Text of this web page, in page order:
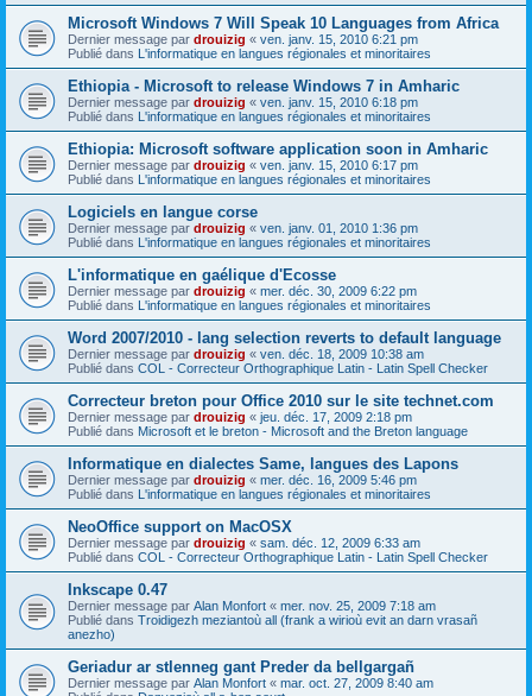
Microsoft Windows 7 Will Speak 10 Languages from Africa
Dernier message par drouizig « ven. janv. 15, 2010 6:21 pm
Publié dans L'informatique en langues régionales et minoritaires
Ethiopia - Microsoft to release Windows 7 in Amharic
Dernier message par drouizig « ven. janv. 15, 2010 6:18 pm
Publié dans L'informatique en langues régionales et minoritaires
Ethiopia: Microsoft software application soon in Amharic
Dernier message par drouizig « ven. janv. 15, 2010 6:17 pm
Publié dans L'informatique en langues régionales et minoritaires
Logiciels en langue corse
Dernier message par drouizig « ven. janv. 01, 2010 1:36 pm
Publié dans L'informatique en langues régionales et minoritaires
L'informatique en gaélique d'Ecosse
Dernier message par drouizig « mer. déc. 30, 2009 6:22 pm
Publié dans L'informatique en langues régionales et minoritaires
Word 2007/2010 - lang selection reverts to default language
Dernier message par drouizig « ven. déc. 18, 2009 10:38 am
Publié dans COL - Correcteur Orthographique Latin - Latin Spell Checker
Correcteur breton pour Office 2010 sur le site technet.com
Dernier message par drouizig « jeu. déc. 17, 2009 2:18 pm
Publié dans Microsoft et le breton - Microsoft and the Breton language
Informatique en dialectes Same, langues des Lapons
Dernier message par drouizig « mer. déc. 16, 2009 5:46 pm
Publié dans L'informatique en langues régionales et minoritaires
NeoOffice support on MacOSX
Dernier message par drouizig « sam. déc. 12, 2009 6:33 am
Publié dans COL - Correcteur Orthographique Latin - Latin Spell Checker
Inkscape 0.47
Dernier message par Alan Monfort « mer. nov. 25, 2009 7:18 am
Publié dans Troidigezh meziantoù all (frank a wirioù evit an darn vrasañ
anezho)
Geriadur ar stlenneg gant Preder da bellgargañ
Dernier message par Alan Monfort « mar. oct. 27, 2009 8:40 am